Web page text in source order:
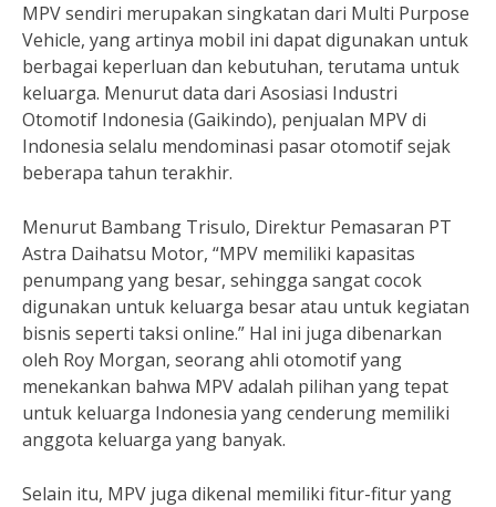
MPV sendiri merupakan singkatan dari Multi Purpose
Vehicle, yang artinya mobil ini dapat digunakan untuk
berbagai keperluan dan kebutuhan, terutama untuk
keluarga. Menurut data dari Asosiasi Industri
Otomotif Indonesia (Gaikindo), penjualan MPV di
Indonesia selalu mendominasi pasar otomotif sejak
beberapa tahun terakhir.
Menurut Bambang Trisulo, Direktur Pemasaran PT
Astra Daihatsu Motor, “MPV memiliki kapasitas
penumpang yang besar, sehingga sangat cocok
digunakan untuk keluarga besar atau untuk kegiatan
bisnis seperti taksi online.” Hal ini juga dibenarkan
oleh Roy Morgan, seorang ahli otomotif yang
menekankan bahwa MPV adalah pilihan yang tepat
untuk keluarga Indonesia yang cenderung memiliki
anggota keluarga yang banyak.
Selain itu, MPV juga dikenal memiliki fitur-fitur yang